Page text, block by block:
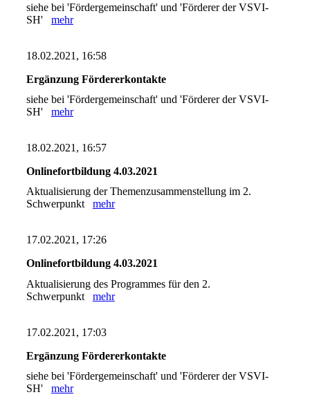
siehe bei 'Fördergemeinschaft' und 'Förderer der VSVI-
SH' mehr
18.02.2021, 16:58
Ergänzung Fördererkontakte
siehe bei 'Fördergemeinschaft' und 'Förderer der VSVI-
SH' mehr
18.02.2021, 16:57
Onlinefortbildung 4.03.2021
Aktualisierung der Themenzusammenstellung im 2.
Schwerpunkt mehr
17.02.2021, 17:26
Onlinefortbildung 4.03.2021
Aktualisierung des Programmes für den 2.
Schwerpunkt mehr
17.02.2021, 17:03
Ergänzung Fördererkontakte
siehe bei 'Fördergemeinschaft' und 'Förderer der VSVI-
SH' mehr